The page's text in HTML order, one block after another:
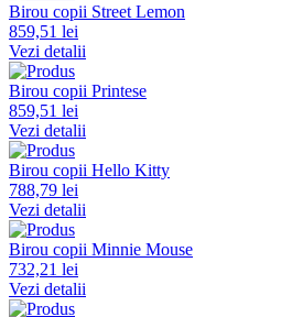
Birou copii Street Lemon
859,51 lei
Vezi detalii
Birou copii Printese
859,51 lei
Vezi detalii
Birou copii Hello Kitty
788,79 lei
Vezi detalii
Birou copii Minnie Mouse
732,21 lei
Vezi detalii